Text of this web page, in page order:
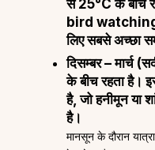
से 25°C के बीच
bird
लिए सबसे अच्छा
दिसम्बर – मार्च
के बीच रहता है।
है, जो हनीमून या
है।
मानसून के दौरान